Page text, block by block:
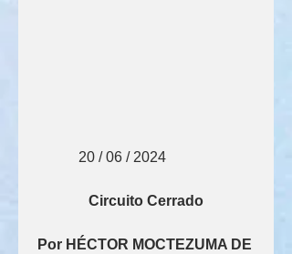
            20 / 06 / 2024
Circuito Cerrado
Por HÉCTOR MOCTEZUMA DE